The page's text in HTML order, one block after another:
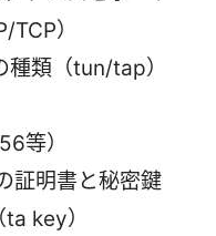
）
類（tun/tap）
等）
証明書と秘密鍵
key）